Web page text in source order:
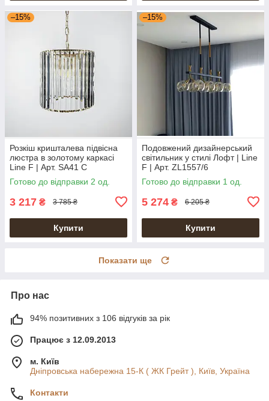
–15%
Розкіш кришталева підвісна
люстра в золотому каркасі
Line F | Арт. SA41 C
Готово до відправки 2 од.
3 217 ₴ 3 785 ₴
Купити
–15%
Подовжений дизайнерський
світильник у стилі Лофт | Line
F | Арт. ZL1557/6
Готово до відправки 1 од.
5 274 ₴ 6 205 ₴
Купити
Показати ще
Про нас
94% позитивних з 106 відгуків за рік
Працює з 12.09.2013
м. Київ
Дніпровська набережна 15-К ( ЖК Грейт ), Київ, Україна
Контакти